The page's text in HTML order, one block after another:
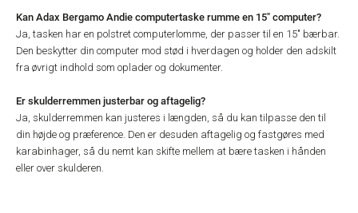
Kan Adax Bergamo Andie computertaske rumme en 15" computer?
Ja, tasken har en polstret computerlomme, der passer til en 15" bærbar.
Den beskytter din computer mod stød i hverdagen og holder den adskilt
fra øvrigt indhold som oplader og dokumenter.
Er skulderremmen justerbar og aftagelig?
Ja, skulderremmen kan justeres i længden, så du kan tilpasse den til
din højde og præference. Den er desuden aftagelig og fastgøres med
karabinhager, så du nemt kan skifte mellem at bære tasken i hånden
eller over skulderen.